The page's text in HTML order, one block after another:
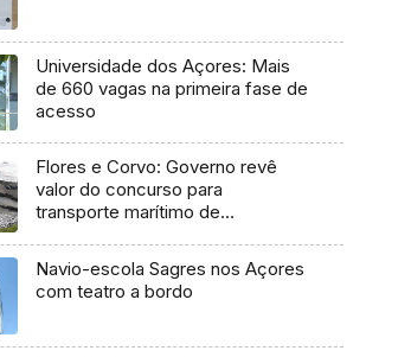
Universidade dos Açores: Mais
de 660 vagas na primeira fase de
acesso
Flores e Corvo: Governo revê
valor do concurso para
transporte marítimo de
Navio-escola Sagres nos Açores
com teatro a bordo